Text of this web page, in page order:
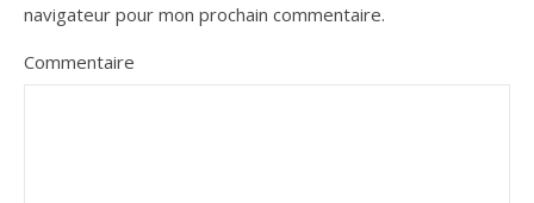
navigateur pour mon prochain commentaire.
Commentaire